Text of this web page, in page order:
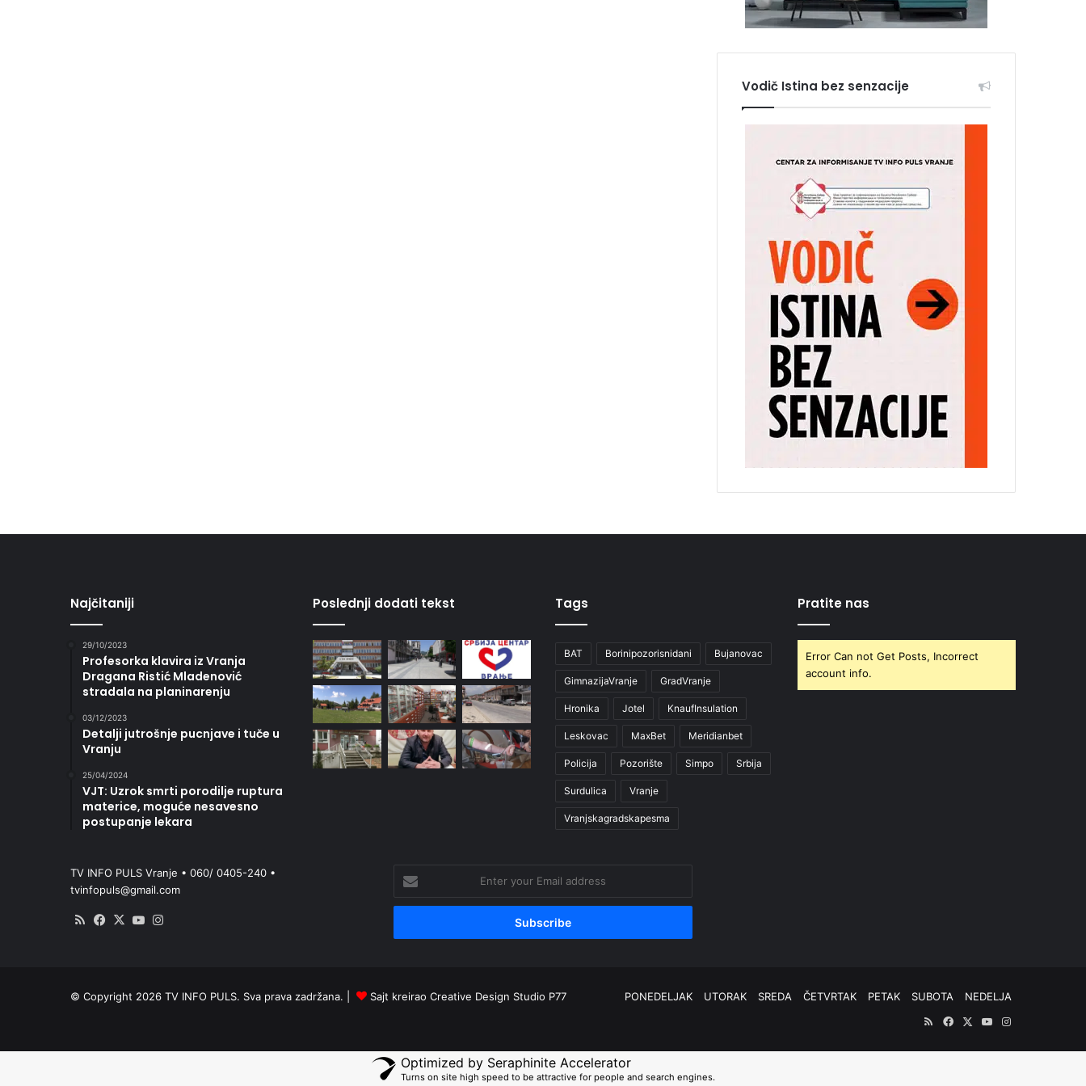
Vodič Istina bez senzacije
Najčitaniji
29/10/2023
Profesorka klavira iz Vranja
Dragana Ristić Mladenović
stradala na planinarenju
03/12/2023
Detalji jutrošnje pucnjave i tuče u
Vranju
25/04/2024
VJT: Uzrok smrti porodilje ruptura
materice, moguće nesavesno
postupanje lekara
Poslednji dodati tekst Tags
BAT Borinipozorisnidani Bujanovac
GimnazijaVranje GradVranje
Hronika Jotel KnaufInsulation
Leskovac MaxBet Meridianbet
Policija Pozorište Simpo Srbija
Surdulica Vranje
Vranjskagradskapesma
Pratite nas
Error Can not Get Posts, Incorrect
account info.
TV INFO PULS Vranje • 060/ 0405-240 •
tvinfopuls@gmail.com
RSS Facebook
X YouTube
your
Email
© Copyright 2026 TV INFO PULS. Sva prava zadržana. | Sajt kreirao Creative Design Studio P77 PONEDELJAK UTORAK SREDA ČETVRTAK PETAK SUBOTA
NEDELJA
RSSFacebook
X YouTubeInstagram
Optimized by Seraphinite Accelerator
Turns on site high speed to be attractive for people and search engines.